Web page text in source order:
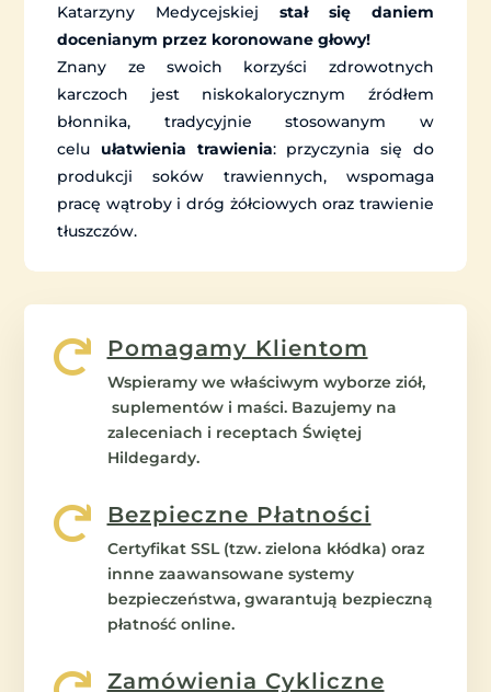
Katarzyny Medycejskiej stał się daniem
docenianym przez koronowane głowy!
Znany ze swoich korzyści zdrowotnych
karczoch jest niskokalorycznym źródłem
błonnika, tradycyjnie stosowanym w
celu ułatwienia trawienia: przyczynia się do
produkcji soków trawiennych, wspomaga
pracę wątroby i dróg żółciowych oraz trawienie
tłuszczów.
 Pomagamy Klientom
Wspieramy we właściwym wyborze ziół,
suplementów i maści. Bazujemy na
zaleceniach i receptach Świętej
Hildegardy.
 Bezpieczne Płatności
Certyfikat SSL (tzw. zielona kłódka) oraz
innne zaawansowane systemy
bezpieczeństwa, gwarantują bezpieczną
płatność online.
Zamówienia Cykliczne